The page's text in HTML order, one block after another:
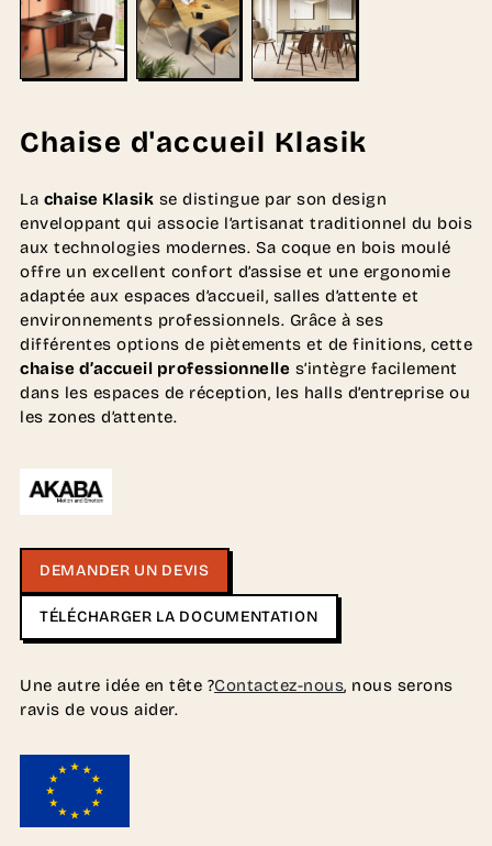
Chaise d'accueil Klasik
La chaise Klasik se distingue par son design
enveloppant qui associe l’artisanat traditionnel du bois
aux technologies modernes. Sa coque en bois moulé
offre un excellent confort d’assise et une ergonomie
adaptée aux espaces d’accueil, salles d’attente et
environnements professionnels. Grâce à ses
différentes options de piètements et de finitions, cette
chaise d’accueil professionnelle s’intègre facilement
dans les espaces de réception, les halls d’entreprise ou
les zones d’attente.
DEMANDER UN DEVIS
TÉLÉCHARGER LA DOCUMENTATION
Une autre idée en tête ?Contactez-nous, nous serons
ravis de vous aider.